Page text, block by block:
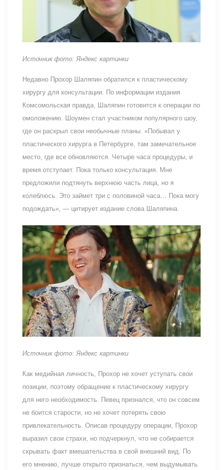
Источник фото: Яндекс картинки
Недавно Прохор Шаляпин обратился к пластическому
хирургу для консультации. По информации издания
Комсомольская правда, Шаляпин готовится к операции по
омоложению. Шоумен стал участником популярного шоу,
где он раскрыл свои необычные планы. «Побывал у
пластического хирурга в Петербурге, там замечательное
место, где все обновляются. Четыре часа процедуры, и
время отступает. Пока только консультация. Мне
предложили подтянуть верхнюю часть лица, но я
колеблюсь. Это займет три с половиной часа… Пока могу
подождать», — цитирует издание слова Шаляпина.
Источник фото: Яндекс картинки
Как медийная личность, Прохор не хочет уступать свои
позиции, поэтому обращение к пластическому хирургу
для него необходимость. Певец признался, что он совсем
не боится старости, но не хочет потерять свою
привлекательность. Описав процедуру операции, Прохор
выразил свои страхи, но подчеркнул, что не собирается
скрывать факт вмешательства в свой внешний вид. По
его мнению, лучше открыто признаться, чем выдумывать